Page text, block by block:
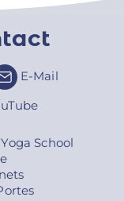
E-Mail
School